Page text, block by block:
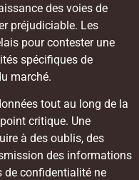
des voies de
préjudiciable. Les
pour contester une
spécifiques de
marché.
tout au long de la
critique. Une
à des oublis, des
des informations
de confidentialité ne